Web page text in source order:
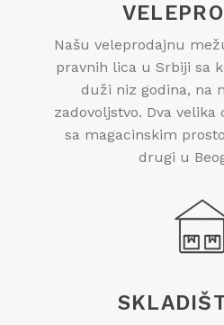
Našu veleprodajnu
pravnih lica u Srbiji sa
duži niz godina, na
zadovoljstvo. Dva
sa magacinskim
drugi u